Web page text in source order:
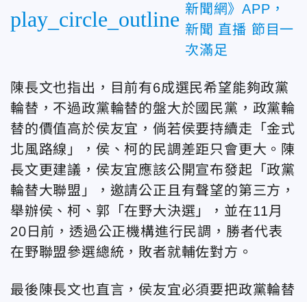
play_circle_outline 新聞網》APP，
新聞 直播 節目一
次滿足
陳長文也指出，目前有6成選民希望能夠政黨
輪替，不過政黨輪替的盤大於國民黨，政黨輪
替的價值高於侯友宜，倘若侯要持續走「金式
北風路線」，侯、柯的民調差距只會更大。陳
長文更建議，侯友宜應該公開宣布發起「政黨
輪替大聯盟」，邀請公正且有聲望的第三方，
舉辦侯、柯、郭「在野大決選」，並在11月
20日前，透過公正機構進行民調，勝者代表
在野聯盟參選總統，敗者就輔佐對方。
最後陳長文也直言，侯友宜必須要把政黨輪替